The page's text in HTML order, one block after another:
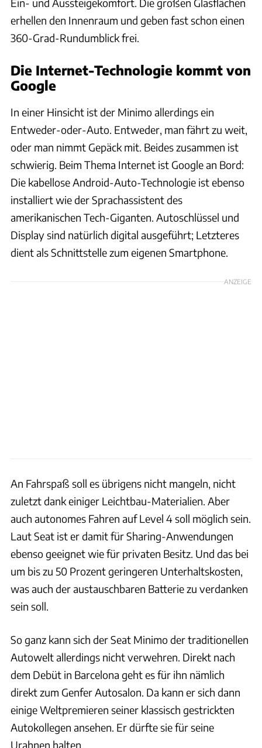
erhellen den Innenraum und geben fast schon einen
360-Grad-Rundumblick frei.
Die Internet-Technologie kommt von
Google
In einer Hinsicht ist der Minimo allerdings ein
Entweder-oder-Auto. Entweder, man fährt zu weit,
oder man nimmt Gepäck mit. Beides zusammen ist
schwierig. Beim Thema Internet ist Google an Bord:
Die kabellose Android-Auto-Technologie ist ebenso
installiert wie der Sprachassistent des
amerikanischen Tech-Giganten. Autoschlüssel und
Display sind natürlich digital ausgeführt; Letzteres
dient als Schnittstelle zum eigenen Smartphone.
ANZEIGE
An Fahrspaß soll es übrigens nicht mangeln, nicht
zuletzt dank einiger Leichtbau-Materialien. Aber
auch autonomes Fahren auf Level 4 soll möglich sein.
Laut Seat ist er damit für Sharing-Anwendungen
ebenso geeignet wie für privaten Besitz. Und das bei
um bis zu 50 Prozent geringeren Unterhaltskosten,
was auch der austauschbaren Batterie zu verdanken
sein soll.
So ganz kann sich der Seat Minimo der traditionellen
Autowelt allerdings nicht verwehren. Direkt nach
dem Debüt in Barcelona geht es für ihn nämlich
direkt zum Genfer Autosalon. Da kann er sich dann
einige Weltpremieren seiner klassisch gestrickten
Autokollegen ansehen. Er dürfte sie für seine
Urahnen halten.